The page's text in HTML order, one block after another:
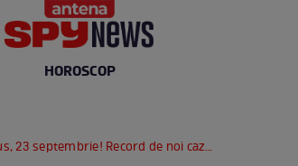
HOROSCOP
de noi cazuri de infectare cu COVID-19, în ultimele 24 de ore, în România!